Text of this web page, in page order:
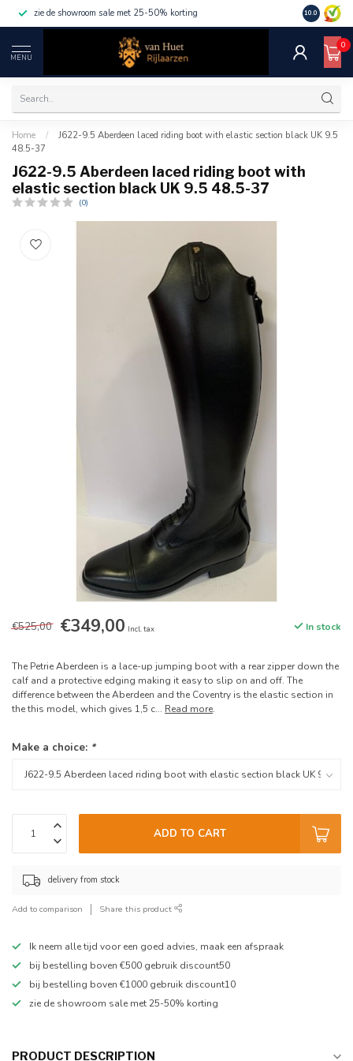
zie de showroom sale met 25-50% korting 10.0
MENU
0
Home /
J622-9.5 Aberdeen laced riding boot with elastic section black UK 9.5
48.5-37
J622-9.5 Aberdeen laced riding boot with
elastic section black UK 9.5 48.5-37
(0)
€525,00 €349,00 Incl. tax In stock
The Petrie Aberdeen is a lace-up jumping boot with a rear zipper down the
calf and a protective edging making it easy to slip on and off. The
difference between the Aberdeen and the Coventry is the elastic section in
the this model, which gives 1,5 c... Read more.
Make a choice: *
ADD TO CART
delivery from stock
Add to comparison Share this product
Ik neem alle tijd voor een goed advies, maak een afspraak
bij bestelling boven €500 gebruik discount50
bij bestelling boven €1000 gebruik discount10
zie de showroom sale met 25-50% korting
PRODUCT DESCRIPTION